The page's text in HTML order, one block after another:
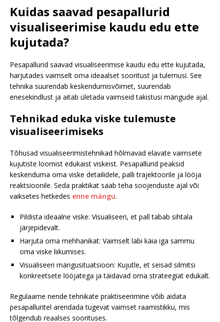
Kuidas saavad pesapallurid
visualiseerimise kaudu edu ette
kujutada?
Pesapallurid saavad visualiseerimise kaudu edu ette kujutada,
harjutades vaimselt oma ideaalset sooritust ja tulemusi. See
tehnika suurendab keskendumisvõimet, suurendab
enesekindlust ja aitab ületada vaimseid takistusi mängude ajal.
Tehnikad eduka viske tulemuste
visualiseerimiseks
Tõhusad visualiseerimistehnikad hõlmavad elavate vaimsete
kujutiste loomist edukaist viskeist. Pesapallurid peaksid
keskenduma oma viske detailidele, palli trajektoorile ja lööja
reaktsioonile. Seda praktikat saab teha soojenduste ajal või
vaiksetes hetkedes enne mängu.
Pildista ideaalne viske: Visualiseeri, et pall tabab sihtala
järjepidevalt.
Harjuta oma mehhanikat: Vaimselt läbi käia iga sammu
oma viske liikumises.
Visualiseeri mängusituatsioon: Kujutle, et seisad silmitsi
konkreetsete lööjatega ja täidavad oma strateegiat edukalt.
Regulaarne nende tehnikate praktiseerimine võib aidata
pesapalluritel arendada tugevat vaimset raamistikku, mis
tõlgendub reaalses soorituses.